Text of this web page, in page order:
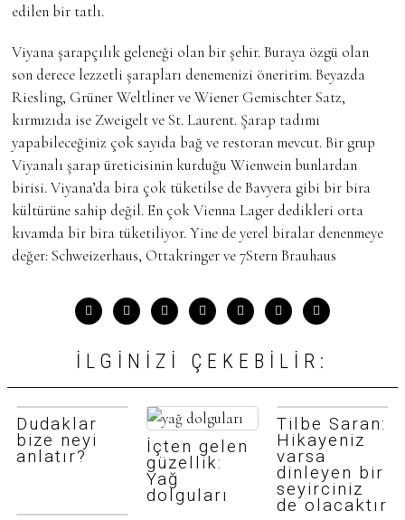
edilen bir tatlı.
Viyana şarapçılık geleneği olan bir şehir. Buraya özgü olan
son derece lezzetli şarapları denemenizi öneririm. Beyazda
Riesling, Grüner Weltliner ve Wiener Gemischter Satz,
kırmızıda ise Zweigelt ve St. Laurent. Şarap tadımı
yapabileceğiniz çok sayıda bağ ve restoran mevcut. Bir grup
Viyanalı şarap üreticisinin kurduğu Wienwein bunlardan
birisi. Viyana’da bira çok tüketilse de Bavyera gibi bir bira
kültürüne sahip değil. En çok Vienna Lager dedikleri orta
kıvamda bir bira tüketiliyor. Yine de yerel biralar denenmeye
değer: Schweizerhaus, Ottakringer ve 7Stern Brauhaus
İLGINIZI ÇEKEBILIR:
Dudaklar
bize neyi
anlatır?
İçten gelen
güzellik:
Yağ
dolguları
Tilbe Saran:
Hikayeniz
varsa
dinleyen bir
seyirciniz
de olacaktır